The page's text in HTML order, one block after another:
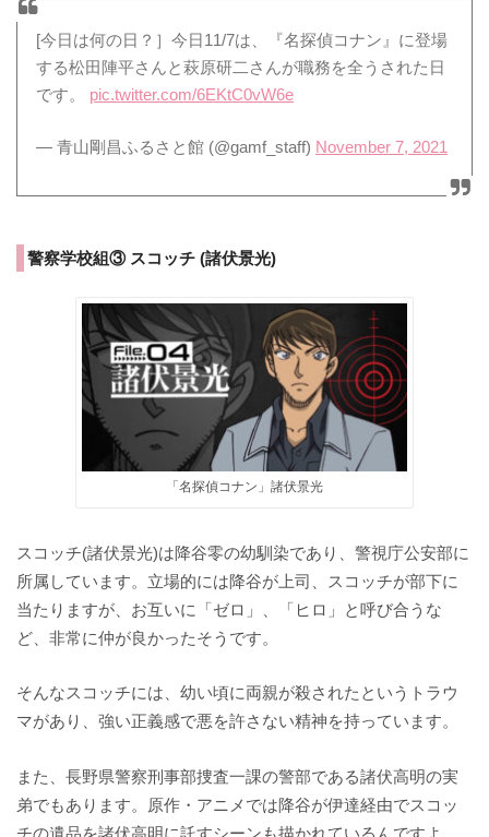
[今日は何の日？］今日11/7は、『名探偵コナン』に登場
する松田陣平さんと萩原研二さんが職務を全うされた日
です。 pic.twitter.com/6EKtC0vW6e
— 青山剛昌ふるさと館 (@gamf_staff) November 7, 2021
警察学校組③ スコッチ (諸伏景光)
「名探偵コナン」諸伏景光
スコッチ(諸伏景光)は降谷零の幼馴染であり、警視庁公安部に
所属しています。立場的には降谷が上司、スコッチが部下に
当たりますが、お互いに「ゼロ」、「ヒロ」と呼び合うな
ど、非常に仲が良かったそうです。
そんなスコッチには、幼い頃に両親が殺されたというトラウ
マがあり、強い正義感で悪を許さない精神を持っています。
また、長野県警察刑事部捜査一課の警部である諸伏高明の実
弟でもあります。原作・アニメでは降谷が伊達経由でスコッ
チの遺品を諸伏高明に託すシーンも描かれているんですよ。